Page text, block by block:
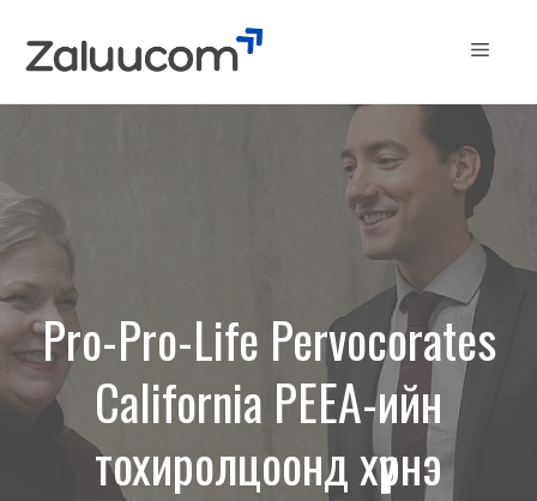
Menu
Pro-Pro-Life Pervocorates
California PEEA-ийн
тохиролцоонд хүрнэ